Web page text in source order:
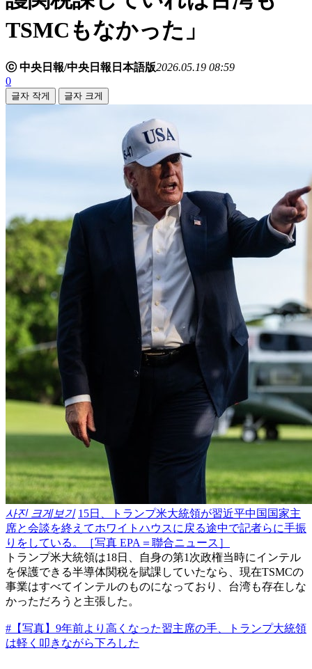
TSMCもなかった」
ⓒ 中央日報/中央日報日本語版2026.05.19 08:59
0
글자 작게 글자 크게
사진 크게보기 15日、トランプ米大統領が習近平中国国家主
席と会談を終えてホワイトハウスに戻る途中で記者らに手振
りをしている。［写真 EPA＝聯合ニュース］
トランプ米大統領は18日、自身の第1次政権当時にインテル
を保護できる半導体関税を賦課していたなら、現在TSMCの
事業はすべてインテルのものになっており、台湾も存在しな
かっただろうと主張した。
#【写真】9年前より高くなった習主席の手、トランプ大統領
は軽く叩きながら下ろした